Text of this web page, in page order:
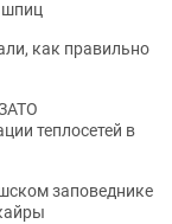
шпиц
как правильно
теплосетей в
заповеднике